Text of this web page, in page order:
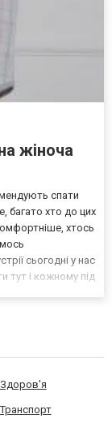
жіноча
спати
багато хто до цих
хтось
сьогодні у нас
тут і кожному під
Здоров'я
Транспорт